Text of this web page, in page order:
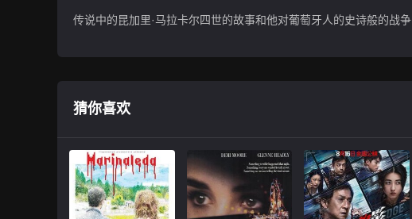
传说中的昆加里·马拉卡尔四世的故事和他对葡萄牙人的史诗般的战争
猜你喜欢